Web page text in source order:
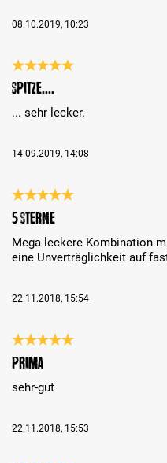
08.10.2019, 10:23
Bewertung mit 5 von 5 Sternen
Spitze....
... sehr lecker.
14.09.2019, 14:08
Bewertung mit 5 von 5 Sternen
5 Sterne
Mega leckere Kombination
eine Unverträglichkeit auf
22.11.2018, 15:54
Bewertung mit 5 von 5 Sternen
prima
sehr-gut
22.11.2018, 15:53